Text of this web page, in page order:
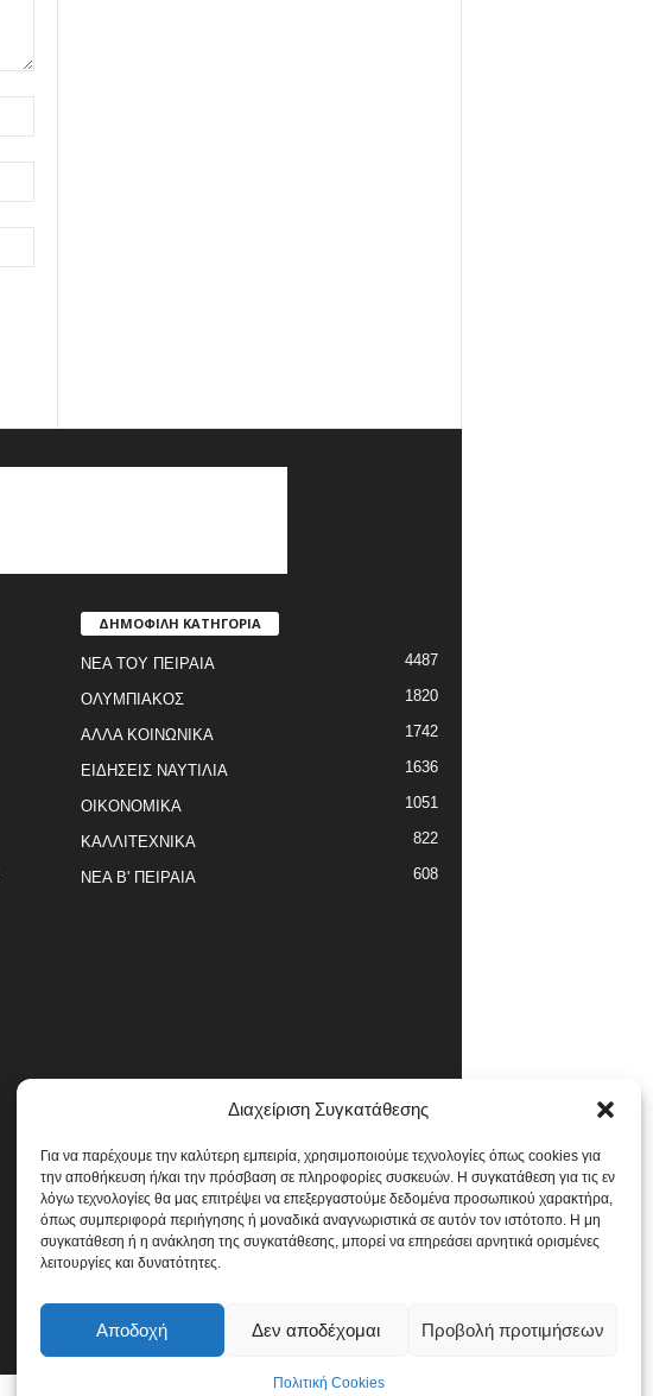
Διαχείριση Συγκατάθεσης
Για να παρέχουμε την καλύτερη εμπειρία, χρησιμοποιούμε τεχνολογίες όπως cookies για
την αποθήκευση ή/και την πρόσβαση σε πληροφορίες συσκευών. Η συγκατάθεση για τις εν
λόγω τεχνολογίες θα μας επιτρέψει να επεξεργαστούμε δεδομένα προσωπικού χαρακτήρα,
όπως συμπεριφορά περιήγησης ή μοναδικά αναγνωριστικά σε αυτόν τον ιστότοπο. Η μη
συγκατάθεση ή η ανάκληση της συγκατάθεσης, μπορεί να επηρεάσει αρνητικά ορισμένες
λειτουργίες και δυνατότητες.
Αποδοχή Δεν αποδέχομαι Προβολή προτιμήσεων
Πολιτική Cookies
ΔΗΜΟΦΙΛΗ ΚΑΤΗΓΟΡΙΑ
ΝΕΑ ΤΟΥ ΠΕΙΡΑΙΑ 4487
ΟΛΥΜΠΙΑΚΟΣ 1820
ΑΛΛΑ ΚΟΙΝΩΝΙΚΑ 1742
ΕΙΔΗΣΕΙΣ ΝΑΥΤΙΛΙΑ 1636
ΟΙΚΟΝΟΜΙΚΑ 1051
ΚΑΛΛΙΤΕΧΝΙΚΑ 822
ΝΕΑ Β' ΠΕΙΡΑΙΑ 608